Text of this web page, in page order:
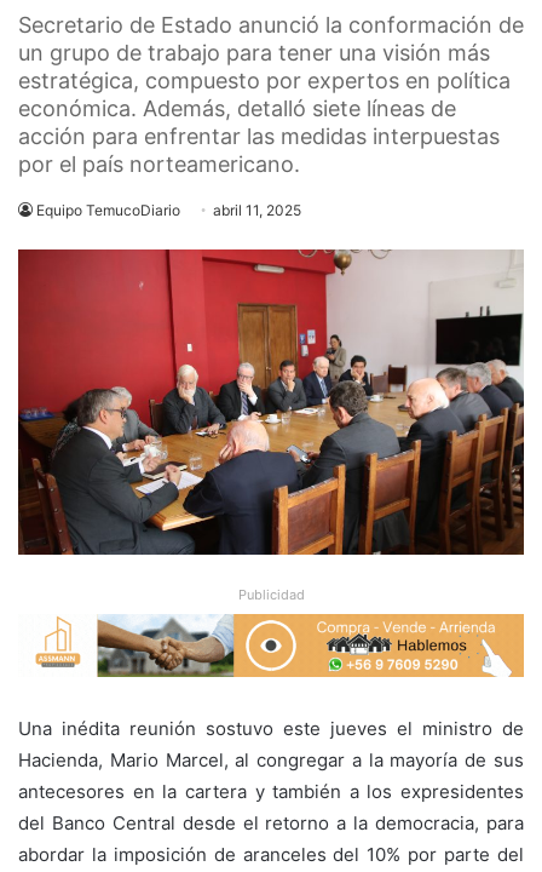
Secretario de Estado anunció la conformación de
un grupo de trabajo para tener una visión más
estratégica, compuesto por expertos en política
económica. Además, detalló siete líneas de
acción para enfrentar las medidas interpuestas
por el país norteamericano.
Equipo TemucoDiario abril 11, 2025
Publicidad
Una inédita reunión sostuvo este jueves el ministro de
Hacienda, Mario Marcel, al congregar a la mayoría de sus
antecesores en la cartera y también a los expresidentes
del Banco Central desde el retorno a la democracia, para
abordar la imposición de aranceles del 10% por parte del